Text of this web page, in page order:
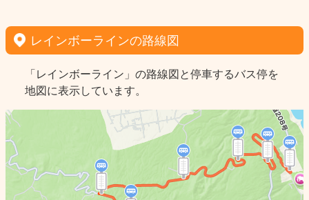
レインボーラインの路線図
「レインボーライン」の路線図と停車するバス停を
地図に表示しています。